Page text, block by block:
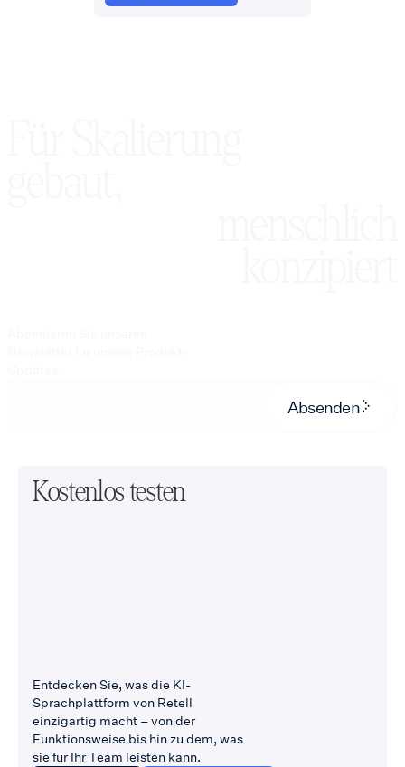
Absenden
Kostenlos testen
Entdecken Sie, was die KI-
Sprachplattform von Retell
einzigartig macht – von der
Funktionsweise bis hin zu dem, was
sie für Ihr Team leisten kann.